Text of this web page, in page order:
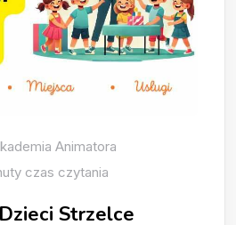
Animatora
czas czytania
Strzelce